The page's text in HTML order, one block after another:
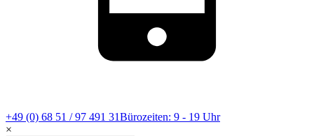
+49 (0) 68 51 / 97 491 31Bürozeiten: 9 - 19 Uhr
×